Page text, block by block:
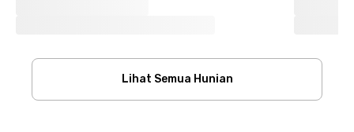
Lihat Semua Hunian